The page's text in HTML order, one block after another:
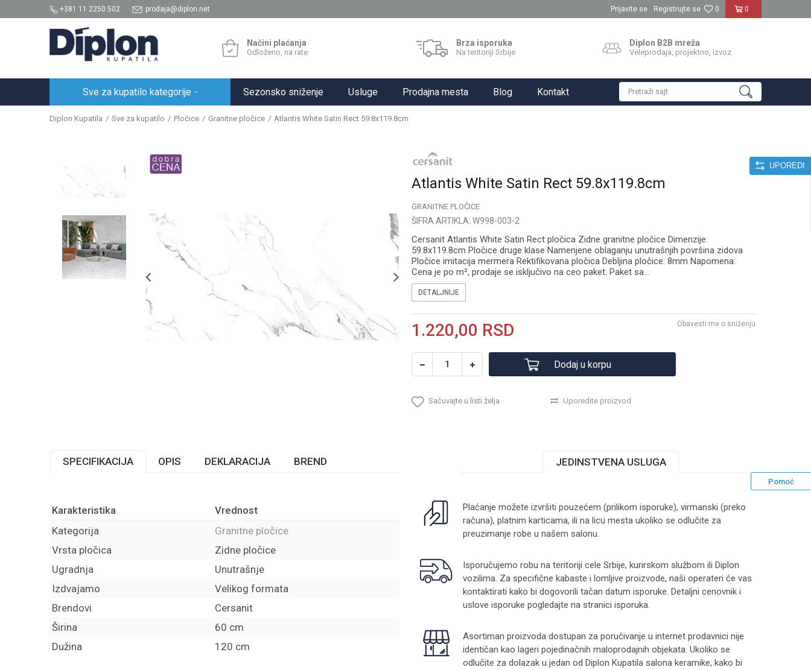
+381 11 2250 502 prodaja@diplon.net 0
0
Prijavite se Registrujte se
Načini plaćanja
Odloženo, na rate
Brza isporuka
Na teritoriji Srbije
Diplon B2B mreža
Veleprodaja, projektno, izvoz
Sve za kupatilo kategorije Sezonsko sniženje Usluge Prodajna mesta Blog Kontakt Pretraži sajt
UPOREDI
Diplon Kupatila Sve za kupatilo Pločice Granitne pločice Atlantis White Satin Rect 59.8x119.8cm
Atlantis White Satin Rect 59.8x119.8cm
GRANITNE PLOČICE
ŠIFRA ARTIKLA: W998-003-2
Cersanit Atlantis White Satin Rect pločica Zidne granitne pločice Dimenzije:
59.8x119.8cm Pločice druge klase Namenjene oblaganju unutrašnjih površina zidova
Pločice imitacija mermera Rektifikovana pločica Debljina pločice: 8mm Napomena:
Cena je po m², prodaje se isključivo na ceo paket. Paket sa...
DETALJNIJE
1.220,00 RSD Obavesti me o sniženju
Dodaj u korpu
Sačuvajte u listi želja Uporedite proizvod
Pomoć
SPECIFIKACIJA OPIS DEKLARACIJA BREND
Karakteristika
Vrednost
Kategorija
Granitne pločice
Vrsta pločica
Zidne pločice
Ugradnja
Unutrašnje
Izdvajamo
Velikog formata
Brendovi
Cersanit
Širina
60 cm
Dužina
120 cm
JEDINSTVENA USLUGA
Plaćanje možete izvršiti pouzećem (prilikom isporuke), virmanski (preko
računa), platnim karticama, ili na licu mesta ukoliko se odlučite za
preuzimanje robe u našem salonu.
Isporučujemo robu na teritoriji cele Srbije, kurirskom službom ili Diplon
vozilima. Za specifične kabaste i lomljive proizvode, naši operateri će vas
kontaktirati kako bi dogovorili tačan datum isporuke. Detaljni cenovnik i
uslove isporuke pogledajte na straniciisporuka.
Asortiman proizvoda dostupan za poručivanje u internet prodavnici nije
identičan kao lageri pojedinačnih maloprodajnih objekata. Ukoliko se
odlučite za dolazak u jedan od Diplon Kupatila salona keramike, kako bi